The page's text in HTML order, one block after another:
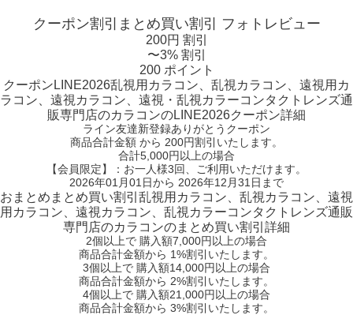
クーポン割引 まとめ買い割引 フォトレビュー
200円 割引
〜3% 割引
200 ポイント
クーポン LINE2026乱視用カラコン、乱視カラコン、遠視用カ
ラコン、遠視カラコン、遠視・乱視カラーコンタクトレンズ通
販専門店のカラコンのLINE2026クーポン詳細
ライン友達新登録ありがとうクーポン
商品合計金額 から 200円割引 いたします。
合計5,000円以上の場合
【会員限定】：お一人様3回
、ご利用いただけます。
2026年01月01日から 2026年12月31日まで
おまとめ まとめ買い割引 乱視用カラコン、乱視カラコン、遠視
用カラコン、遠視カラコン、乱視カラーコンタクトレンズ通販
専門店のカラコンのまとめ買い割引詳細
2個以上で 購入額7,000円以上の場合
商品合計金額から 1%割引いたします。
3個以上で 購入額14,000円以上の場合
商品合計金額から 2%割引いたします。
4個以上で 購入額21,000円以上の場合
商品合計金額から 3%割引いたします。